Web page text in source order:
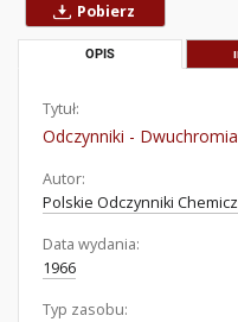
Pobierz
OPIS
Tytuł:
Odczynniki -
Autor:
Polskie Odczynniki
Data wydania:
1966
Typ zasobu: